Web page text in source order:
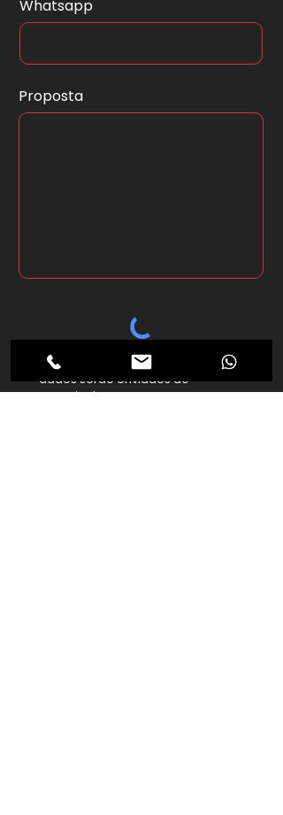
Whatsapp
Proposta
*Ao clicar no botão abaixo seus
dados serão enviados ao
anunciante.